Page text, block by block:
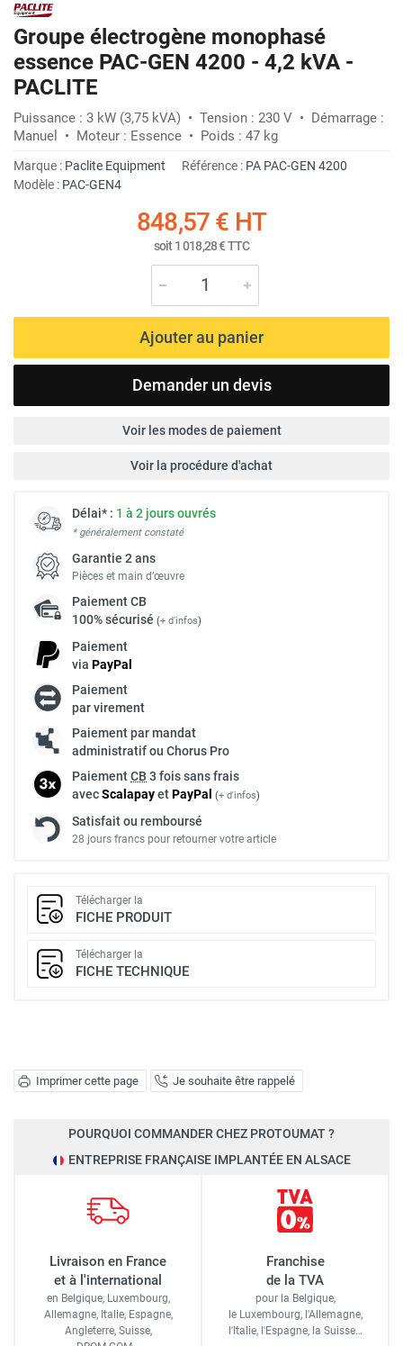
Imprimer cette page Je souhaite être rappelé
Groupe électrogène monophasé
essence PAC-GEN 4200 - 4,2 kVA -
PACLITE
Puissance : 3 kW (3,75 kVA) • Tension : 230 V • Démarrage :
Manuel • Moteur : Essence • Poids : 47 kg
Marque : Paclite Equipment Référence : PA PAC-GEN 4200
Modèle : PAC-GEN4
848,57 € HT
soit1 018,28 €TTC
Ajouter au panier
Demander un devis
Voir les modes de paiement
Voir la procédure d'achat
Délai* : 1 à 2 jours ouvrés
* généralement constaté
Garantie 2 ans
Pièces et main d’œuvre
PaiementCB
100% sécurisé (+ d'infos)
Paiement
via PayPal
Paiement
par virement
Paiement par mandat
administratif ou Chorus Pro
PaiementCB 3 fois sans frais
avecScalapayetPayPal (+ d'infos)
Satisfait ou remboursé
28 jours francs pour retourner votre article
Télécharger la
FICHE PRODUIT
Télécharger la
FICHE TECHNIQUE
POURQUOI COMMANDER CHEZ PROTOUMAT ?
ENTREPRISE FRANÇAISE IMPLANTÉE EN ALSACE
Livraison en France
et à l'international
en Belgique, Luxembourg,
Allemagne, Italie, Espagne,
Angleterre, Suisse,
Franchise
de la TVA
pour la Belgique,
le Luxembourg, l'Allemagne,
l'Italie, l'Espagne, la Suisse…